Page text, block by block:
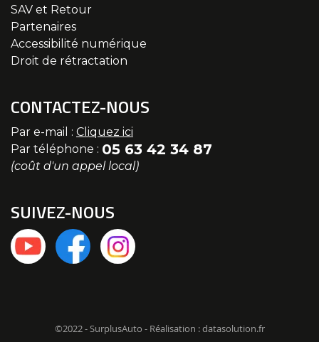
SAV et Retour
Partenaires
Accessibilité numérique
Droit de rétractation
CONTACTEZ-NOUS
Par e-mail : Cliquez ici
Par téléphone : 05 63 42 34 87
(coût d'un appel local)
SUIVEZ-NOUS
©2022 - SurplusAuto - Réalisation : datasolution.fr